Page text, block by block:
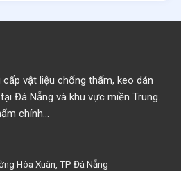
vật liệu chống thấm, keo dán
Đà Nẵng và khu vực miền Trung.
chính...
Hòa Xuân, TP Đà Nẵng